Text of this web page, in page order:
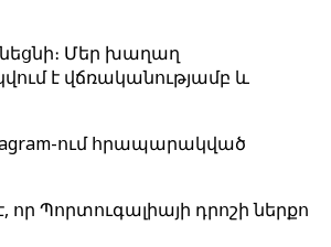
Մեր խաղաղ
է վճռականությամբ և
ում հրապարակված
Պորտուգալիայի դրոշի ներքո